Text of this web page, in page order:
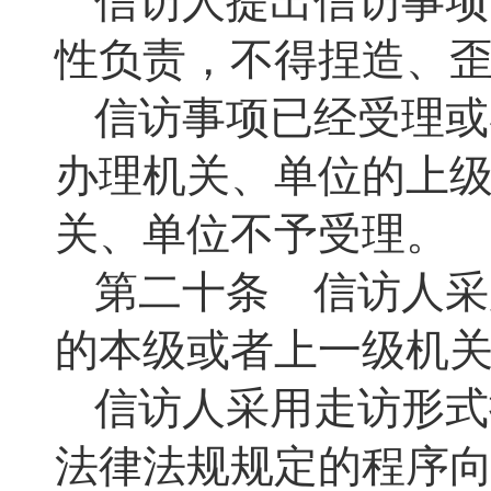
性负责，不得捏造、
信访事项已经受理
办理机关、单位的上
关、单位不予受理。
第二十条 信访人采
的本级或者上一级机
信访人采用走访形
法律法规规定的程序